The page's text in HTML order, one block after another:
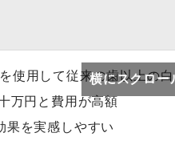
使用して従来の歯以上の
万円と費用が高額
果を実感しやすい
横にスクロール